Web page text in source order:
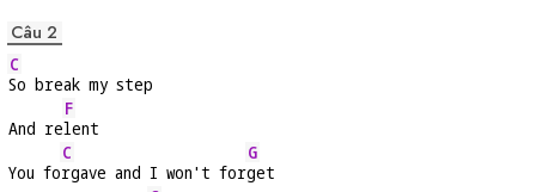
Câu 2
C
So break my step
And re
F
lent
You fo
C
rgave and I won't for
G
get